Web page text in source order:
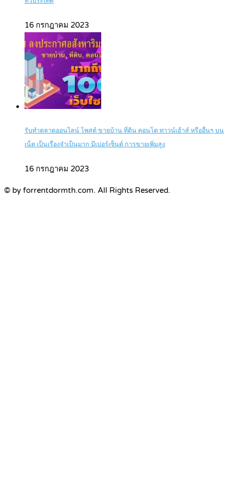
16 กรกฎาคม 2023
รับทำตลาดออนไลน์ โพสต์ ขายบ้าน ที่ดิน คอนโด ทาวน์เฮ้าส์ หรืออื่นๆ บน
เน็ต เป็นเรื่องจำเป็นมาก มีเปอร์เซ็นต์ การขายเพิ่มสูง
16 กรกฎาคม 2023
© by forrentdormth.com. All Rights Reserved.